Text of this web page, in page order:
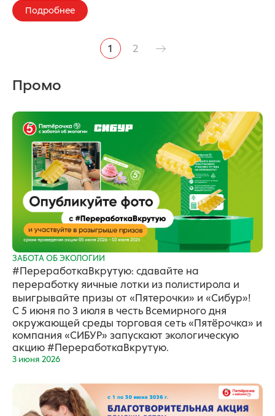
Подробнее
Нумерация страниц
1 2
Промо
ЗАБОТА ОБ ЭКОЛОГИИ
#ПереработкаВкрутую: сдавайте на
переработку яичные лотки из полистирола и
выигрывайте призы от «Пятерочки» и «Сибур»!
С 5 июня по 3 июля в честь Всемирного дня
окружающей среды торговая сеть «Пятёрочка» и
компания «СИБУР» запускают экологическую
акцию #ПереработкаВкрутую.
3 июня 2026